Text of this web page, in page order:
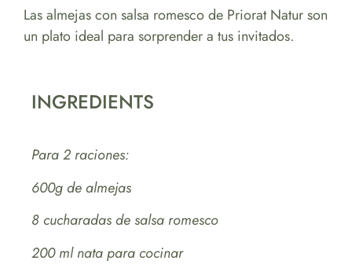
Las almejas con salsa romesco de Priorat Natur son
un plato ideal para sorprender a tus invitados.
INGREDIENTS
Para 2 raciones:
600g de almejas
8 cucharadas de salsa romesco
200 ml nata para cocinar